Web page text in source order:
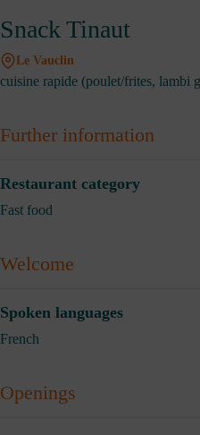
Snack Tinaut
Le Vauclin
cuisine rapide (poulet/frites, lambi
Further information
Restaurant category
Fast food
Welcome
Spoken languages
French
Openings